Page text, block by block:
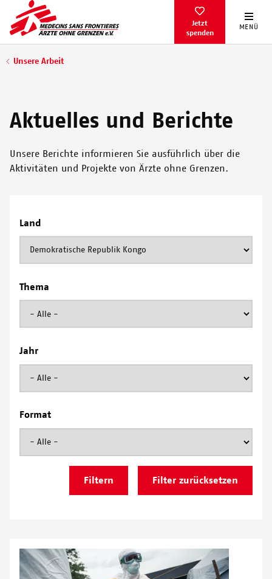
zum
Inhalt
Jetzt
spenden
MENÜ
Pfadnavigation
Unsere Arbeit
Aktuelles und Berichte
Unsere Berichte informieren Sie ausführlich über die
Aktivitäten und Projekte von Ärzte ohne Grenzen.
Land
Thema
Jahr
Format